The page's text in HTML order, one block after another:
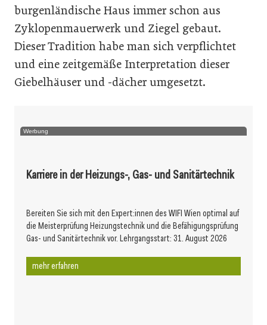
burgenländische Haus immer schon aus
Zyklopenmauerwerk und Ziegel gebaut.
Dieser Tradition habe man sich verpflichtet
und eine zeitgemäße Interpretation dieser
Giebelhäuser und -dächer umgesetzt.
Werbung
Karriere in der Heizungs-, Gas- und Sanitärtechnik
Bereiten Sie sich mit den Expert:innen des WIFI Wien optimal auf
die Meisterprüfung Heizungstechnik und die Befähigungsprüfung
Gas- und Sanitärtechnik vor. Lehrgangsstart: 31. August 2026
mehr erfahren